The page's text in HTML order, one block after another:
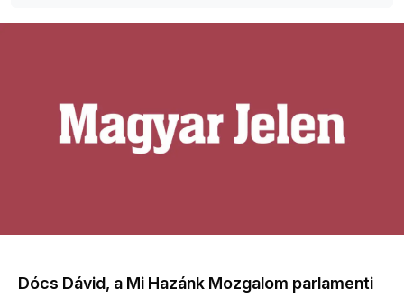
Dócs Dávid, a Mi Hazánk Mozgalom parlamenti